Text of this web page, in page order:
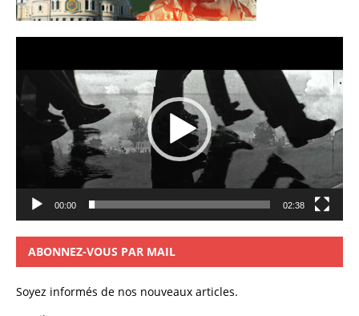
00:00 02:38
ABONNEZ-VOUS PAR MAIL
Soyez informés de nos nouveaux articles.